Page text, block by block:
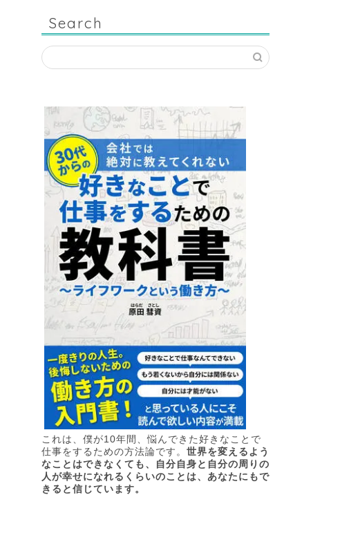
Search
これは、僕が10年間、悩んできた好きなことで
仕事をするための方法論です。 世界を変えるよう
なことはできなくても、自分自身と自分の周りの
人が幸せになれるくらいのことは、あなたにもで
きると信じています。